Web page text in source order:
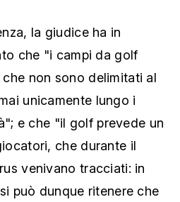
la giudice ha in
che "i campi da golf
non sono delimitati al
unicamente lungo i
e che "il golf prevede un
che durante il
venivano tracciati: in
può dunque ritenere che